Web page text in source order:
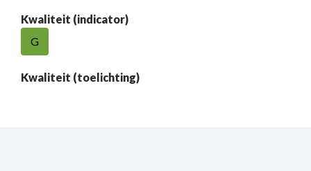
Kwaliteit (indicator)
G
Kwaliteit (toelichting)